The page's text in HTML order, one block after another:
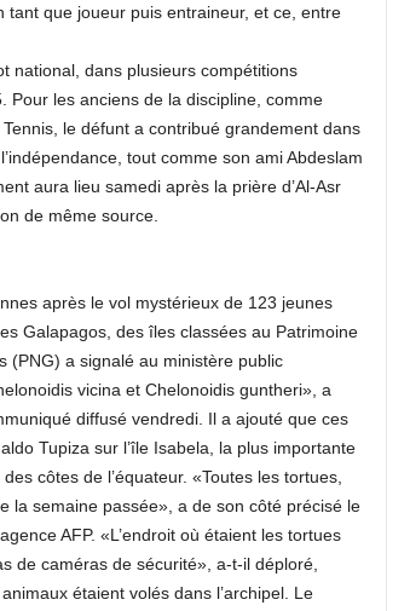
que joueur puis entraineur, et ce, entre
national, dans plusieurs compétitions
Pour les anciens de la discipline, comme
le défunt a contribué grandement dans
tout comme son ami Abdeslam
aura lieu samedi après la prière d’Al-Asr
de même source.
après le vol mystérieux de 123 jeunes
Galapagos, des îles classées au Patrimoine
(PNG) a signalé au ministère public
vicina et Chelonoidis guntheri», a
diffusé vendredi. Il a ajouté que ces
Tupiza sur l’île Isabela, la plus importante
côtes de l’équateur. «Toutes les tortues,
la semaine passée», a de son côté précisé le
AFP. «L’endroit où étaient les tortues
de caméras de sécurité», a-t-il déploré,
étaient volés dans l’archipel. Le